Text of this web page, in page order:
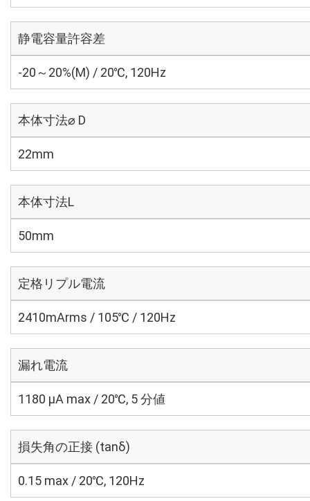
静電容量許容差
-20～20%(M) / 20℃, 120Hz
本体寸法⌀ D
22mm
本体寸法L
50mm
定格リプル電流
2410mArms / 105℃ / 120Hz
漏れ電流
1180 μA max / 20℃, 5 分値
損失角の正接 (tanδ)
0.15 max / 20℃, 120Hz